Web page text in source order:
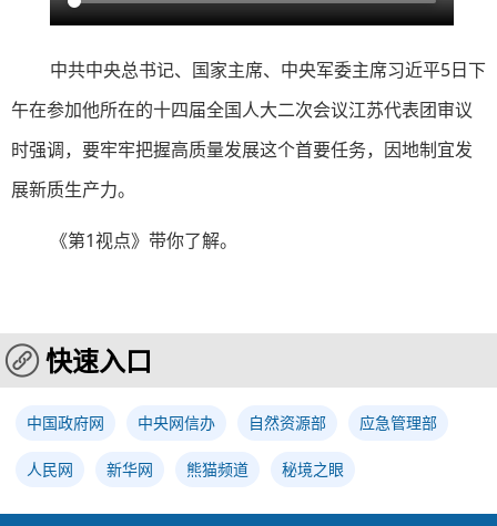
中共中央总书记、国家主席、中央军委主席习近平5日下
午在参加他所在的十四届全国人大二次会议江苏代表团审议
时强调，要牢牢把握高质量发展这个首要任务，因地制宜发
展新质生产力。
《第1视点》带你了解。
快速入口
中国政府网 中央网信办 自然资源部 应急管理部
人民网 新华网 熊猫频道 秘境之眼